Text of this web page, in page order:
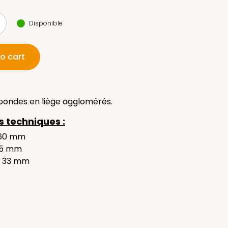
Disponible
cart
en liège agglomérés.
techniques :
mm
mm
33 mm